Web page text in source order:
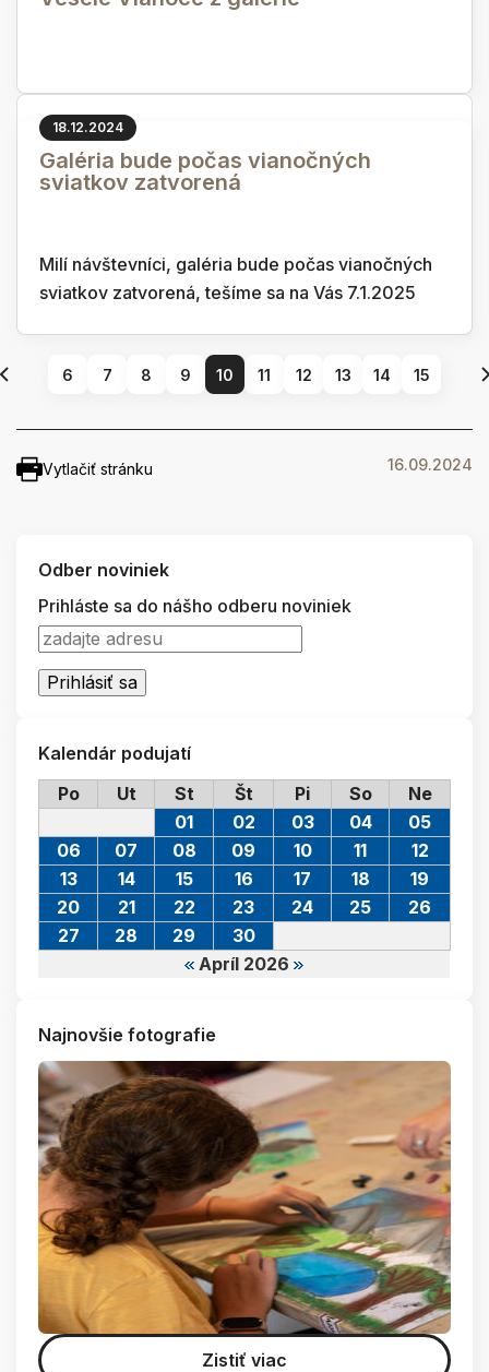
18.12.2024
Galéria bude počas vianočných
sviatkov zatvorená
Milí návštevníci, galéria bude počas vianočných
sviatkov zatvorená, tešíme sa na Vás 7.1.2025
6 7 8 9 10 11 12 13 14 15
Vytlačiť stránku 16.09.2024
Odber noviniek
Prihláste sa do nášho odberu noviniek
Kalendár podujatí
Po
Ut St Št Pi So Ne
Apríl 2026
01 02 03 04
05
06
07 08 09 10 11
12
13
14 15 16 17 18
19
20
21 22 23 24 25
26
27
28 29 30
Najnovšie fotografie
Zistiť viac